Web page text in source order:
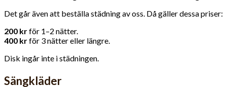
Det går även att beställa städning av oss. Då gäller dessa priser:
200 krför 1–2 nätter.
400 krför 3 nätter eller längre.
Disk ingår inte i städningen.
Sängkläder